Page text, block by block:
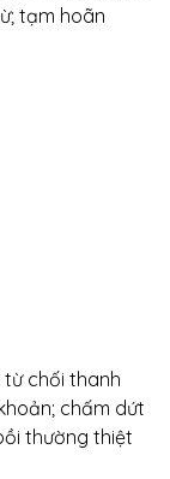
tạm hoãn
từ chối thanh
chấm dứt
thường thiệt